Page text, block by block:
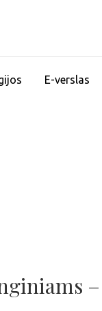
E-verslas
–